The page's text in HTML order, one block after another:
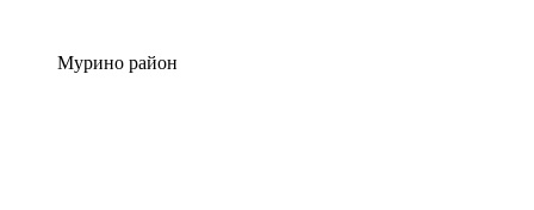
Мурино район